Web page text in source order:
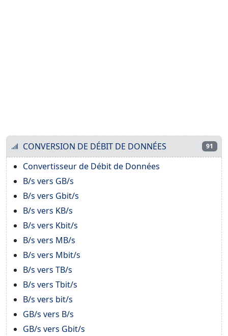
CONVERSION DE DÉBIT DE DONNÉES 91
Convertisseur de Débit de Données
B/s vers GB/s
B/s vers Gbit/s
B/s vers KB/s
B/s vers Kbit/s
B/s vers MB/s
B/s vers Mbit/s
B/s vers TB/s
B/s vers Tbit/s
B/s vers bit/s
GB/s vers B/s
GB/s vers Gbit/s